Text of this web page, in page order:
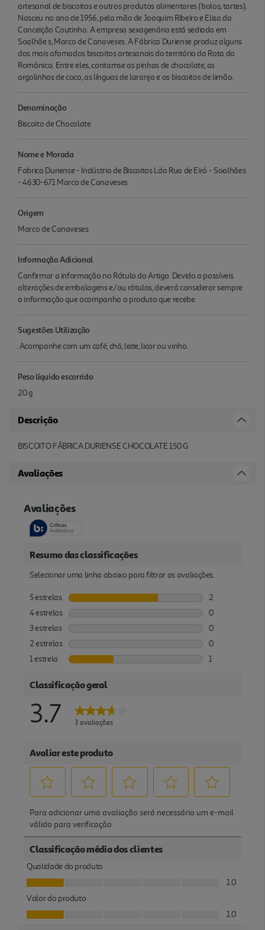
artesanal de biscoitos e outros produtos alimentares (bolos, tartes).
Nasceu no ano de 1956, pela mão de Joaquim Ribeiro e Elisa da
Conceição Coutinho. A empresa sexagenária está sediada em
Soalhãe s, Marco de Canaveses. A Fábrica Duriense produz alguns
dos mais afamados biscoitos artesanais do território da Rota do
Românico. Entre eles, contamse as pinhas de chocolate, as
argolinhas de coco, as línguas de laranja e os biscoitos de limão.
Denominação
Biscoito de Chocolate
Nome e Morada
Fabrica Duriense - Indústria de Biscoitos Lda Rua de Eiró - Soalhães
- 4630-671 Marco de Canaveses
Origem
Marco de Canaveses
Informação Adicional
Confirmar a informação no Rótulo do Artigo. Devido a possíveis
alterações de embalagens e/ou rótulos, deverá considerar sempre
a informação que acompanha o produto que recebe.
Sugestões Utilização
.Acompanhe com um café, chá, leite, licor ou vinho.
Peso líquido escorrido
20 g
Descrição
BISCOITO FÁBRICA DURIENSE CHOCOLATE 150 G
Avaliações